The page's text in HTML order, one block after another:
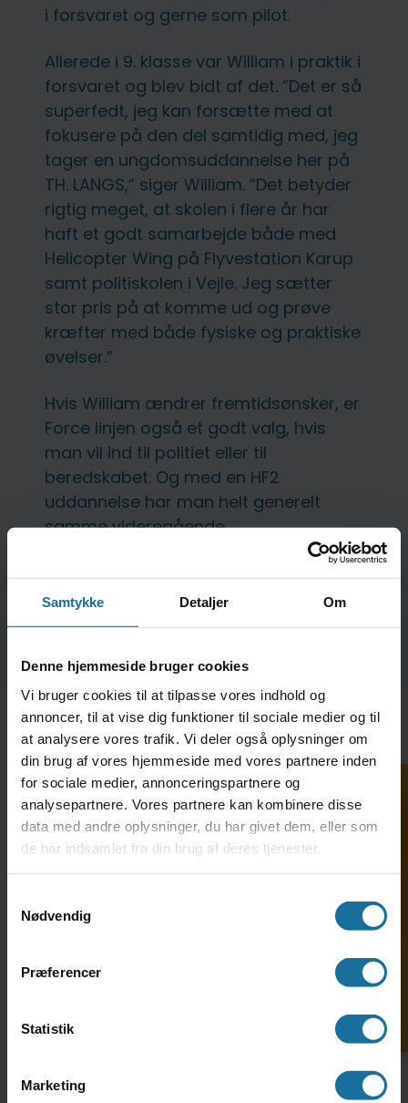
Samtykke Detaljer Om
Denne hjemmeside bruger cookies
Vi bruger cookies til at tilpasse vores indhold og
annoncer, til at vise dig funktioner til sociale medier og til
at analysere vores trafik. Vi deler også oplysninger om
din brug af vores hjemmeside med vores partnere inden
for sociale medier, annonceringspartnere og
analysepartnere. Vores partnere kan kombinere disse
data med andre oplysninger, du har givet dem, eller som
de har indsamlet fra din brug af deres tjenester.
Nødvendig
Præferencer
Statistik
Marketing
i forsvaret og gerne som pilot.
Allerede i 9. klasse var William i praktik i
forsvaret og blev bidt af det. ”Det er så
superfedt, jeg kan forsætte med at
fokusere på den del samtidig med, jeg
tager en ungdomsuddannelse her på
TH. LANGS,” siger William. ”Det betyder
rigtig meget, at skolen i flere år har
haft et godt samarbejde både med
Helicopter Wing på Flyvestation Karup
samt politiskolen i Vejle. Jeg sætter
stor pris på at komme ud og prøve
kræfter med både fysiske og praktiske
øvelser.”
Hvis William ændrer fremtidsønsker, er
Force linjen også et godt valg, hvis
man vil ind til politiet eller til
beredskabet. Og med en HF2
uddannelse har man helt generelt
samme videregående
uddannelsesmuligheder, som med de
øvrige gymnasiale uddannelser.
Undervisningen på
TH. LANGS HF & VUC
Vi er kendt for at behandle alle elever som
som et fælles mål. Vi er klar til at støtte dig,
uanset om du er blandt de fagligt stærkeste,
eller om du skal have en ekstra hånd. Vores
lærere er alle fagligt og pædagogisk særdeles
dygtige, og flere har skrevet bøger og lavet
undervisningsvideoer inden for deres fag.
Søg ind på HF-enkeltfag